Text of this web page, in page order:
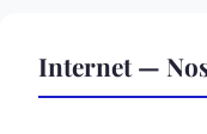
Internet —